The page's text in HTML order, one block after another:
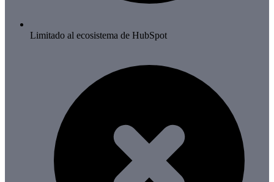
Limitado al ecosistema de HubSpot